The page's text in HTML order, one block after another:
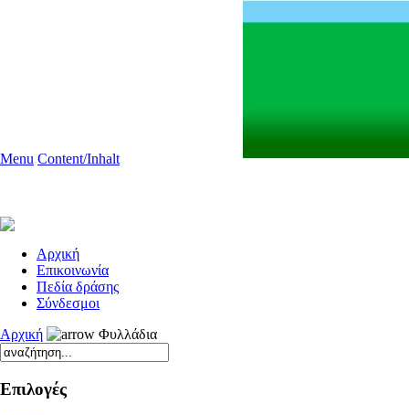
Menu Content/Inhalt
Aρχική
Επικοινωνία
Πεδία δράσης
Σύνδεσμοι
Αρχική
Φυλλάδια
Επιλογές